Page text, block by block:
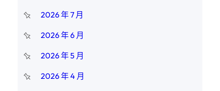
2026 年 7 月
2026 年 6 月
2026 年 5 月
2026 年 4 月